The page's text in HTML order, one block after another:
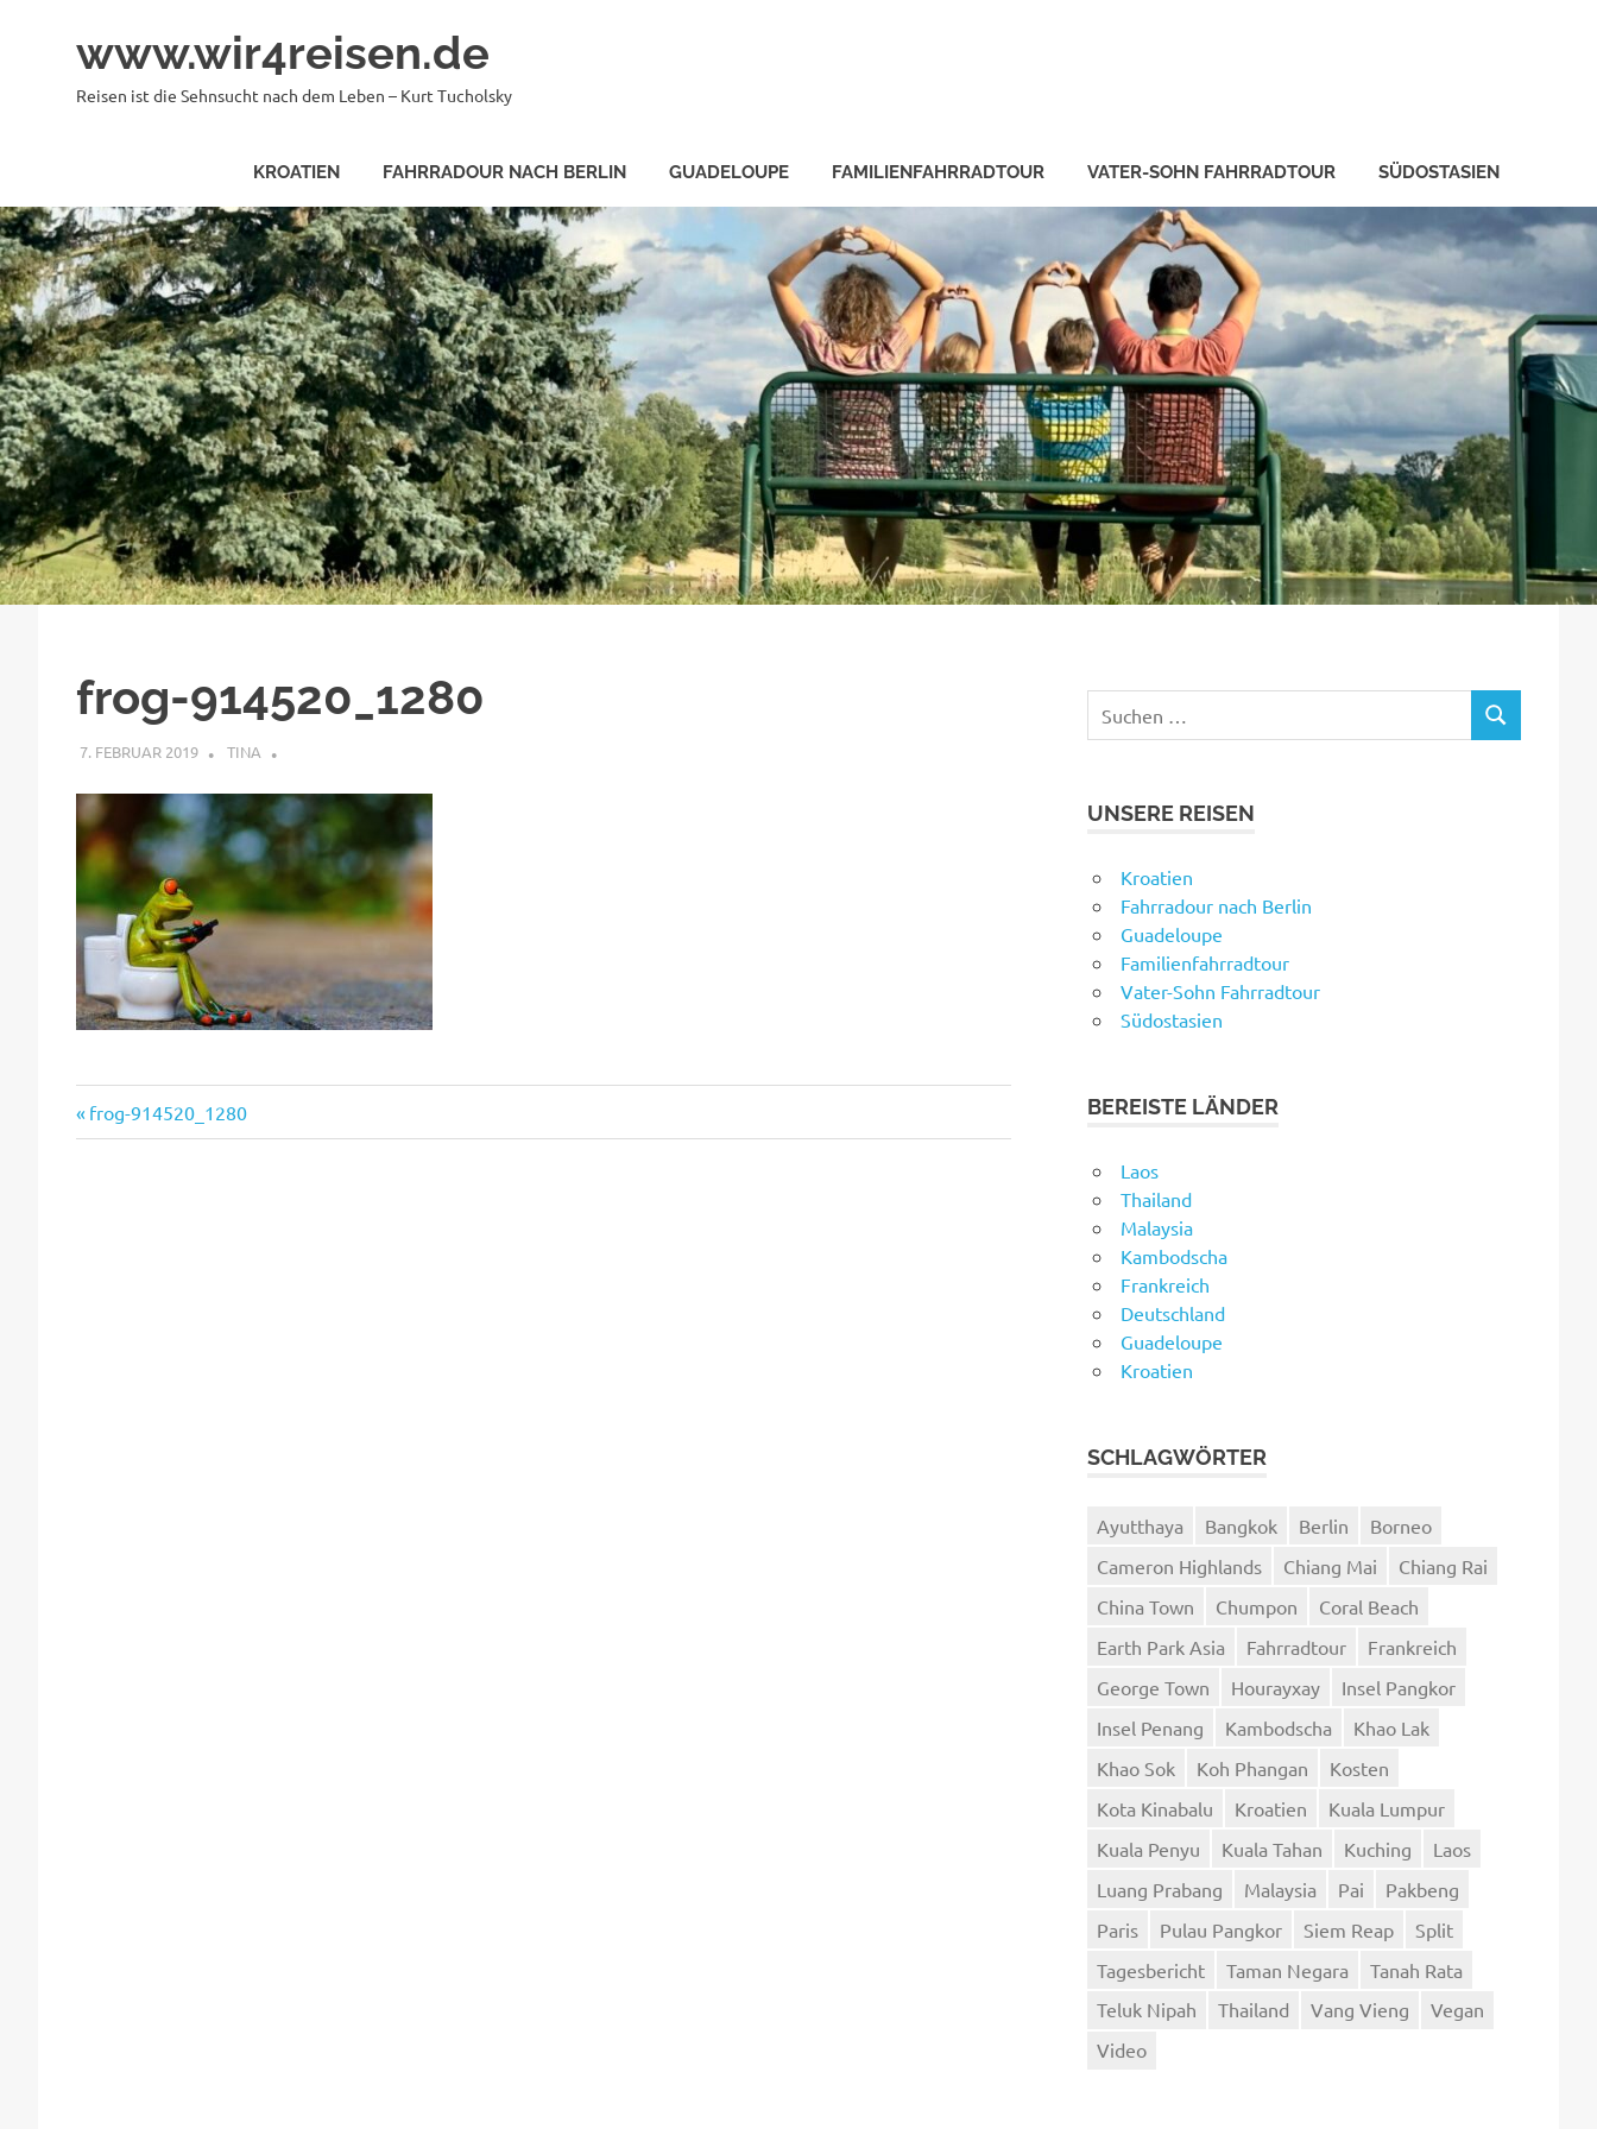
www.wir4reisen.de
Reisen ist die Sehnsucht nach dem Leben – Kurt Tucholsky
KROATIEN FAHRRADOUR NACH BERLIN GUADELOUPE FAMILIENFAHRRADTOUR VATER-SOHN FAHRRADTOUR SÜDOSTASIEN
frog-914520_1280
7. FEBRUAR 2019 TINA
Beitragsnavigation
Vorheriger
Beitrag:
frog-914520_1280
nach:
SUCHEN
UNSERE REISEN
Kroatien
Fahrradour nach Berlin
Guadeloupe
Familienfahrradtour
Vater-Sohn Fahrradtour
Südostasien
BEREISTE LÄNDER
Laos
Thailand
Malaysia
Kambodscha
Frankreich
Deutschland
Guadeloupe
Kroatien
SCHLAGWÖRTER
Ayutthaya Bangkok Berlin
Borneo
Cameron Highlands
Chiang Mai
Chiang Rai
China Town
Chumpon
Coral Beach
Earth Park Asia
Fahrradtour
Frankreich
George Town
Hourayxay
Insel Pangkor
Insel Penang
Kambodscha
Khao Lak
Khao Sok
Koh Phangan
Kosten
Kota Kinabalu
Kroatien
Kuala Lumpur
Kuala Penyu
Kuala Tahan Kuching
Laos
Luang Prabang
Malaysia Pai
Pakbeng
Paris
Pulau Pangkor Siem Reap
Split
Tagesbericht
Taman Negara
Tanah Rata
Teluk Nipah
Thailand Vang Vieng
Vegan
Video